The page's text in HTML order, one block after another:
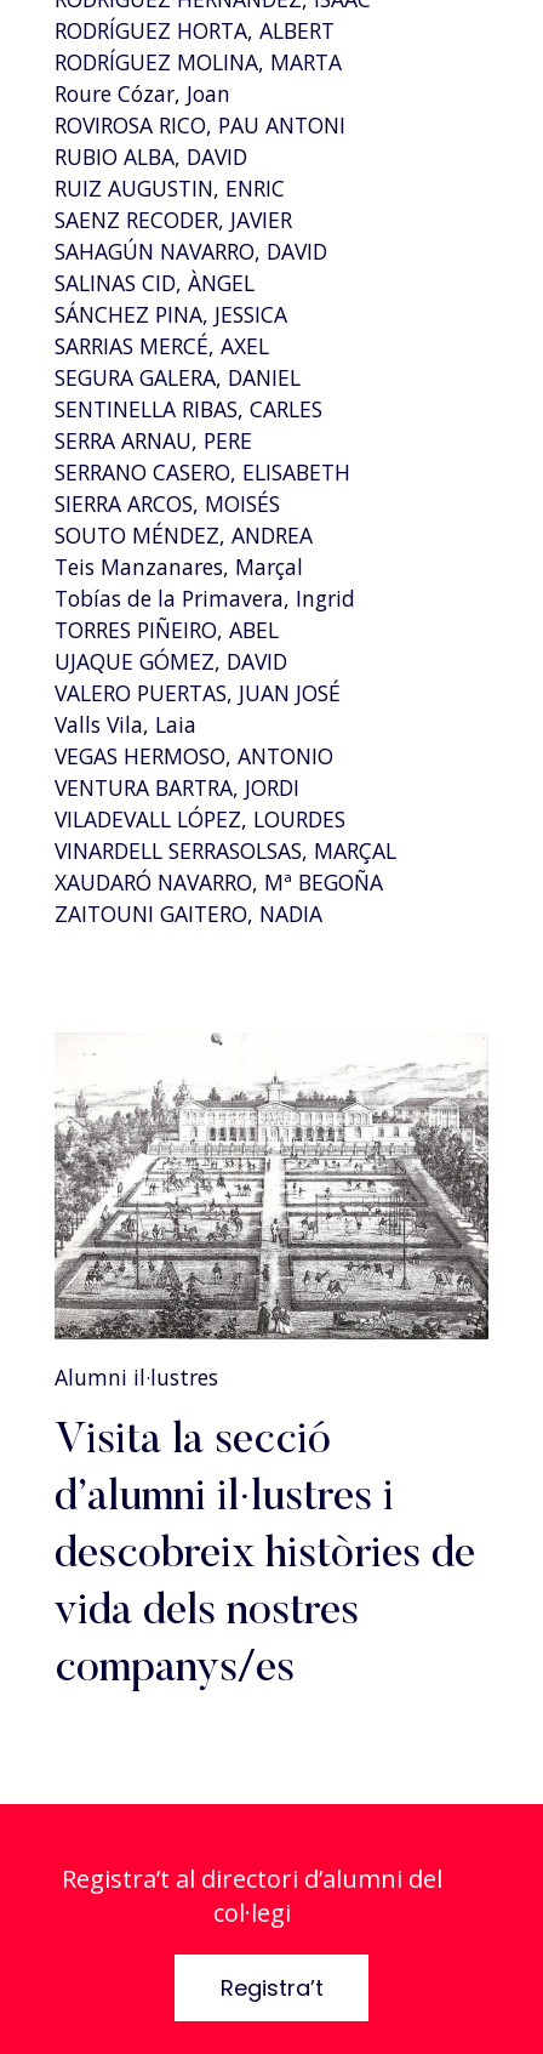
RODRÍGUEZ HORTA, ALBERT
RODRÍGUEZ MOLINA, MARTA
Roure Cózar, Joan
ROVIROSA RICO, PAU ANTONI
RUBIO ALBA, DAVID
RUIZ AUGUSTIN, ENRIC
SAENZ RECODER, JAVIER
SAHAGÚN NAVARRO, DAVID
SALINAS CID, ÀNGEL
SÁNCHEZ PINA, JESSICA
SARRIAS MERCÉ, AXEL
SEGURA GALERA, DANIEL
SENTINELLA RIBAS, CARLES
SERRA ARNAU, PERE
SERRANO CASERO, ELISABETH
SIERRA ARCOS, MOISÉS
SOUTO MÉNDEZ, ANDREA
Teis Manzanares, Marçal
Tobías de la Primavera, Ingrid
TORRES PIÑEIRO, ABEL
UJAQUE GÓMEZ, DAVID
VALERO PUERTAS, JUAN JOSÉ
Valls Vila, Laia
VEGAS HERMOSO, ANTONIO
VENTURA BARTRA, JORDI
VILADEVALL LÓPEZ, LOURDES
VINARDELL SERRASOLSAS, MARÇAL
XAUDARÓ NAVARRO, Mª BEGOÑA
ZAITOUNI GAITERO, NADIA
Alumni il·lustres
Visita la secció
d’alumni il·lustres i
descobreix històries de
vida dels nostres
companys/es
Registra’t al directori d’alumni del
col·legi
Registra’t